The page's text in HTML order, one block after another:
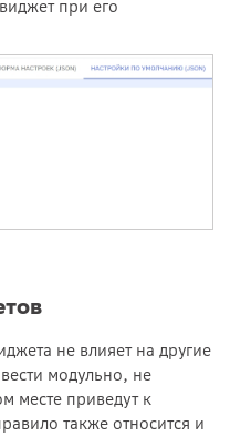
при его
не влияет на другие
модульно, не
месте приведут к
также относится и